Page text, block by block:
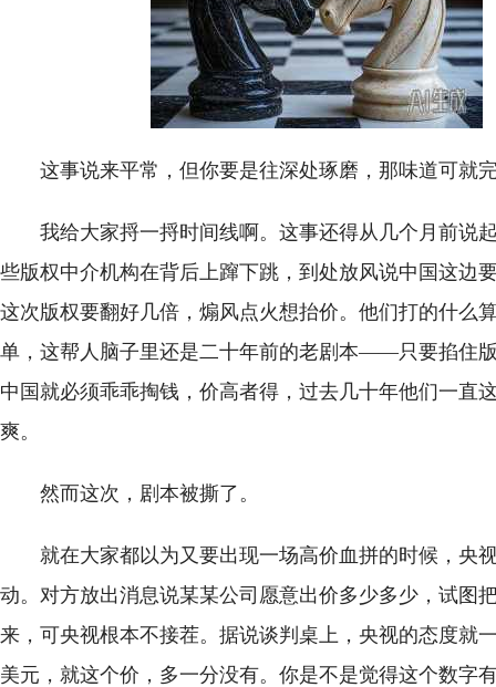
这事说来平常，但你要是往深处琢磨，那味道可就
我给大家捋一捋时间线啊。这事还得从几个月前说
些版权中介机构在背后上蹿下跳，到处放风说中国这边
这次版权要翻好几倍，煽风点火想抬价。他们打的什么
单，这帮人脑子里还是二十年前的老剧本——只要掐住
中国就必须乖乖掏钱，价高者得，过去几十年他们一直
爽。
然而这次，剧本被撕了。
就在大家都以为又要出现一场高价血拼的时候，央
动。对方放出消息说某某公司愿意出价多少多少，试图
来，可央视根本不接茬。据说谈判桌上，央视的态度就
美元，就这个价，多一分没有。你是不是觉得这个数字